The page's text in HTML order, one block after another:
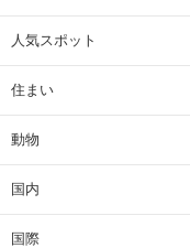
人気スポット
住まい
動物
国内
国際